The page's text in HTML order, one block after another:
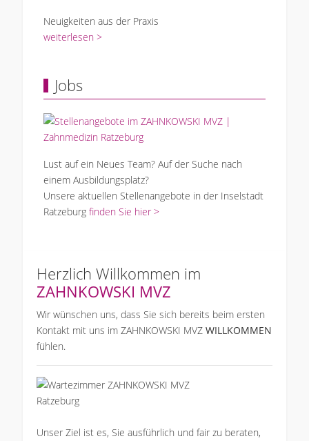
Neuigkeiten aus der Praxis
weiterlesen >
Jobs
Lust auf ein Neues Team? Auf der Suche nach
einem Ausbildungsplatz?
Unsere aktuellen Stellenangebote in der Inselstadt
Ratzeburg finden Sie hier >
Herzlich Willkommen im
ZAHNKOWSKI MVZ
Wir wünschen uns, dass Sie sich bereits beim ersten
Kontakt mit uns im ZAHNKOWSKI MVZ WILLKOMMEN
fühlen.
Unser Ziel ist es, Sie ausführlich und fair zu beraten,